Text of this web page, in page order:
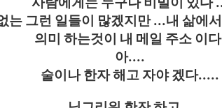
는 그런 일들이 많겠지만 ...내 삶에
의미 하는것이 내 메일 주소 이
아....
술이나 한자 해고 자야 겠다.....